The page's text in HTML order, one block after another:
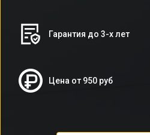
Гарантия до 3-х лет
Цена от 950 руб